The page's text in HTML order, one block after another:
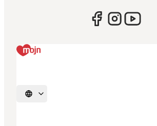
Vælg sprog